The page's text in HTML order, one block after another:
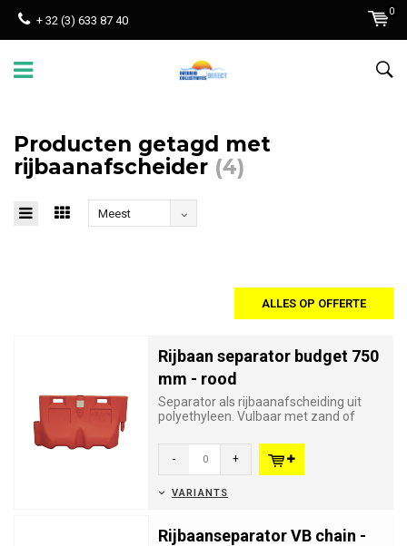
+ 32 (3) 633 87 40
0
Producten getagd met
rijbaanafscheider (4)
Meest
ALLES OP OFFERTE
Rijbaan separator budget 750
mm - rood
Separator als rijbaanafscheiding uit
polyethyleen. Vulbaar met zand of
- +
VARIANTS
Rijbaanseparator VB chain -